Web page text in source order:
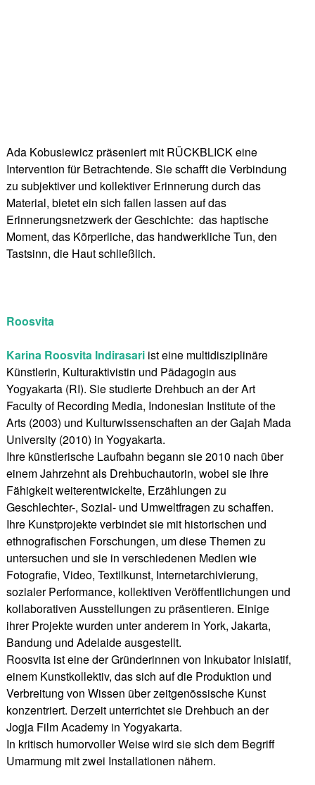
Ada Kobusiewicz präseniert mit RÜCKBLICK eine
Intervention für Betrachtende. Sie schafft die Verbindung
zu subjektiver und kollektiver Erinnerung durch das
Material, bietet ein sich fallen lassen auf das
Erinnerungsnetzwerk der Geschichte: das haptische
Moment, das Körperliche, das handwerkliche Tun, den
Tastsinn, die Haut schließlich.
Roosvita
Karina Roosvita Indirasari ist eine multidisziplinäre
Künstlerin, Kulturaktivistin und Pädagogin aus
Yogyakarta (RI). Sie studierte Drehbuch an der Art
Faculty of Recording Media, Indonesian Institute of the
Arts (2003) und Kulturwissenschaften an der Gajah Mada
University (2010) in Yogyakarta.
Ihre künstlerische Laufbahn begann sie 2010 nach über
einem Jahrzehnt als Drehbuchautorin, wobei sie ihre
Fähigkeit weiterentwickelte, Erzählungen zu
Geschlechter-, Sozial- und Umweltfragen zu schaffen.
Ihre Kunstprojekte verbindet sie mit historischen und
ethnografischen Forschungen, um diese Themen zu
untersuchen und sie in verschiedenen Medien wie
Fotografie, Video, Textilkunst, Internetarchivierung,
sozialer Performance, kollektiven Veröffentlichungen und
kollaborativen Ausstellungen zu präsentieren. Einige
ihrer Projekte wurden unter anderem in York, Jakarta,
Bandung und Adelaide ausgestellt.
Roosvita ist eine der Gründerinnen von Inkubator Inisiatif,
einem Kunstkollektiv, das sich auf die Produktion und
Verbreitung von Wissen über zeitgenössische Kunst
konzentriert. Derzeit unterrichtet sie Drehbuch an der
Jogja Film Academy in Yogyakarta.
In kritisch humorvoller Weise wird sie sich dem Begriff
Umarmung mit zwei Installationen nähern.